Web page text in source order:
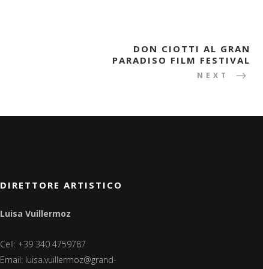
DON CIOTTI AL GRAN
PARADISO FILM FESTIVAL
NEXT
DIRETTORE ARTISTICO
Luisa Vuillermoz
Cell: +39 340 4759787
Email: luisa.vuillermoz@grand-